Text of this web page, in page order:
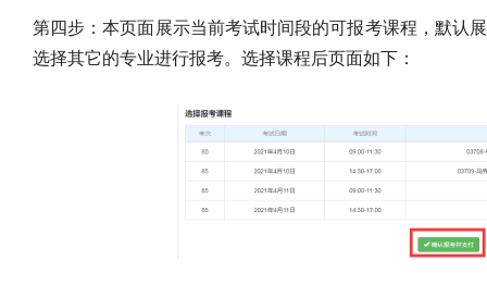
第四步：本页面展示当前考试时间段的可报考课程，默认
选择其它的专业进行报考。选择课程后页面如下：